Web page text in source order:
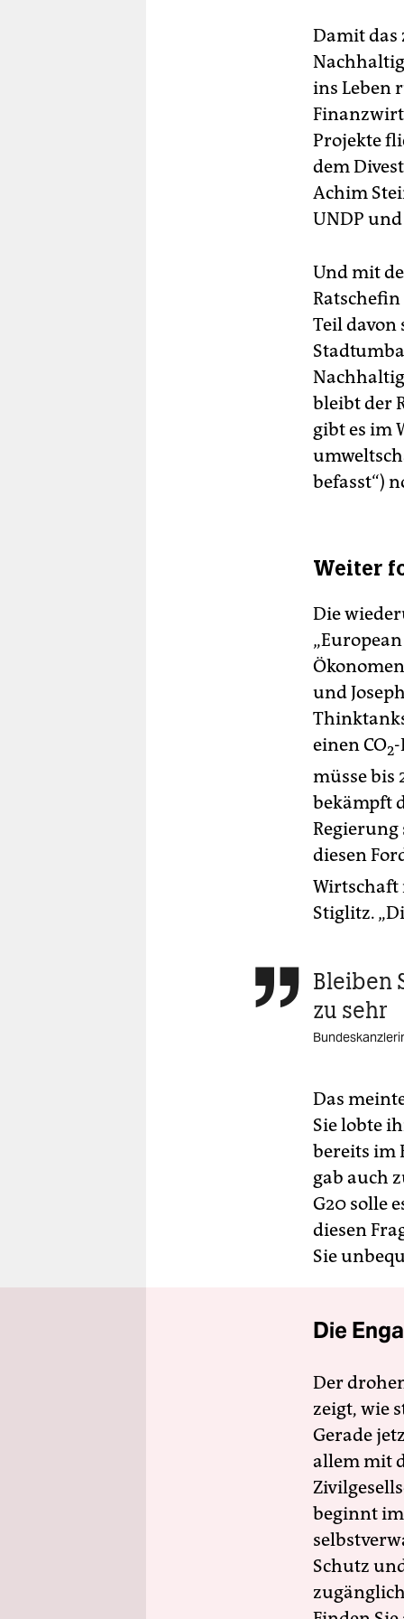
Damit
ins Leben
Projekte
dem
Achim
UNDP
Und mit
Teil
bleibt der
gibt es im
befasst“)
Weiter
Die
und
einen CO2
müsse bis
bekämpft
Regierung
diesen
Wirtschaft
Stiglitz.
 Bleiben
zu sehr
Das
Sie lobte
bereits im
gab auch
G20 solle
diesen
Sie
Die
Der
zeigt, wie
Gerade
allem mit
beginnt
Schutz